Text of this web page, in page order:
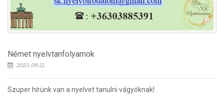
Német nyelvtanfolyamok
2023.09.12.
Szuper hírünk van a nyelvet tanulni vágyóknak!